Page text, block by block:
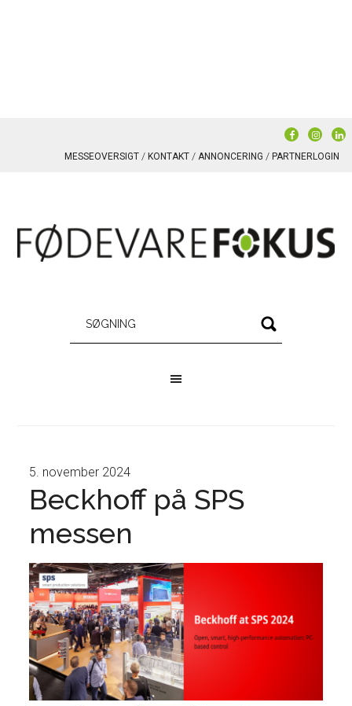
MESSEOVERSIGT KONTAKT ANNONCERING PARTNERLOGIN
5. november 2024
Beckhoff på SPS
messen